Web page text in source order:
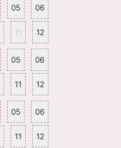
05 06
11 12
05 06
11 12
05 06
11 12